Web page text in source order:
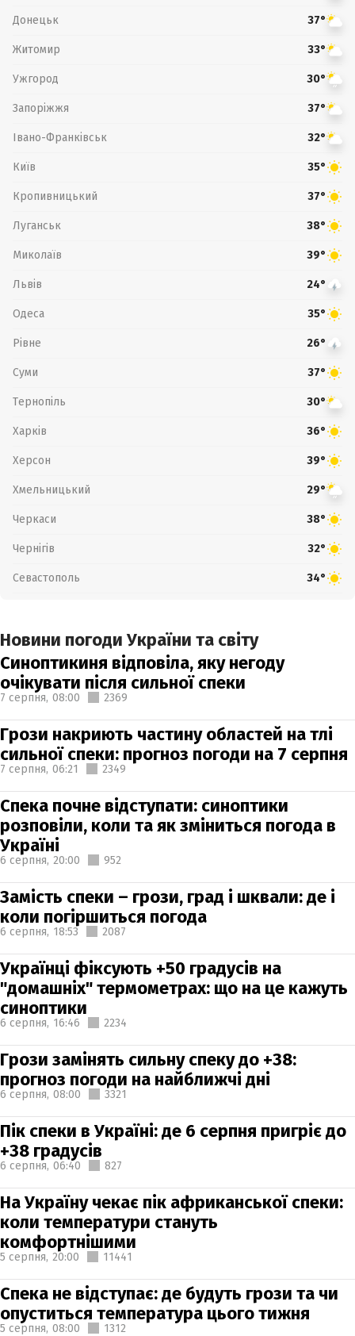
Донецьк 37°
Житомир 33°
Ужгород 30°
Запоріжжя 37°
Івано-Франківськ 32°
Київ 35°
Кропивницький 37°
Луганськ 38°
Миколаїв 39°
Львів 24°
Одеса 35°
Рівне 26°
Суми 37°
Тернопіль 30°
Харків 36°
Херсон 39°
Хмельницький 29°
Черкаси 38°
Чернігів 32°
Севастополь 34°
Новини погоди України та світу
Синоптикиня відповіла, яку негоду
очікувати після сильної спеки
7 серпня, 08:00 2369
Грози накриють частину областей на тлі
сильної спеки: прогноз погоди на 7 серпня
7 серпня, 06:21 2349
Спека почне відступати: синоптики
розповіли, коли та як зміниться погода в
Україні
6 серпня, 20:00 952
Замість спеки – грози, град і шквали: де і
коли погіршиться погода
6 серпня, 18:53 2087
Українці фіксують +50 градусів на
"домашніх" термометрах: що на це кажуть
синоптики
6 серпня, 16:46 2234
Грози замінять сильну спеку до +38:
прогноз погоди на найближчі дні
6 серпня, 08:00 3321
Пік спеки в Україні: де 6 серпня пригріє до
+38 градусів
6 серпня, 06:40 827
На Україну чекає пік африканської спеки:
коли температури стануть
комфортнішими
5 серпня, 20:00 11441
Спека не відступає: де будуть грози та чи
опуститься температура цього тижня
5 серпня, 08:00 1312